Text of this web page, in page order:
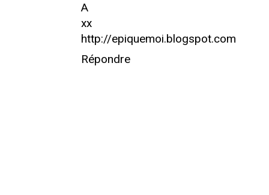
A
xx
http://epiquemoi.blogspot.com
Répondre